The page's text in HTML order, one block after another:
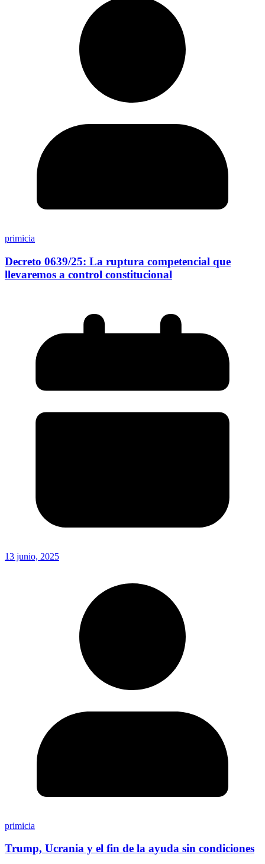
primicia
Decreto 0639/25: La ruptura competencial que
llevaremos a control constitucional
13 junio, 2025
primicia
Trump, Ucrania y el fin de la ayuda sin condiciones